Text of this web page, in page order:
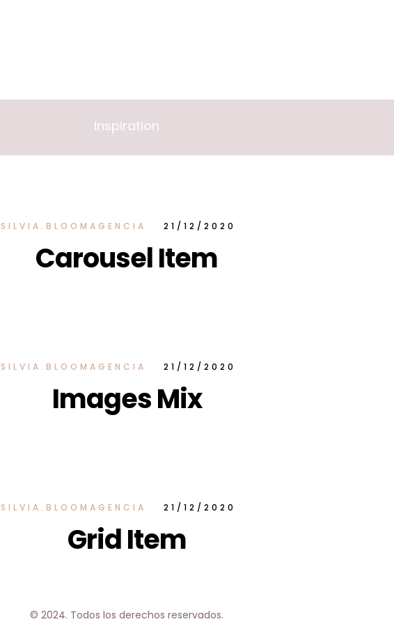
Inspiration
SILVIA.BLOOMAGENCIA 21/12/2020
Carousel Item
SILVIA.BLOOMAGENCIA 21/12/2020
Images Mix
SILVIA.BLOOMAGENCIA 21/12/2020
Grid Item
© 2024. Todos los derechos reservados.